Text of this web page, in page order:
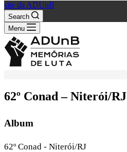
site da ADUnB
Search
Menu
62º Conad – Niterói/RJ
Album
62º Conad - Niterói/RJ